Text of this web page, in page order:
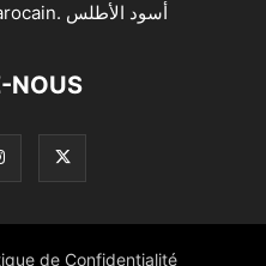
360° sur le sport Marocain. أسود الأطلس
NOUS
de Confidentialité